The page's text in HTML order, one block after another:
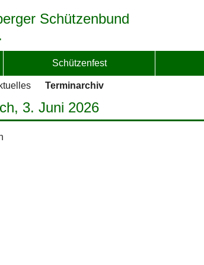
Schützenbund
Schützenfest
Terminarchiv
3. Juni 2026